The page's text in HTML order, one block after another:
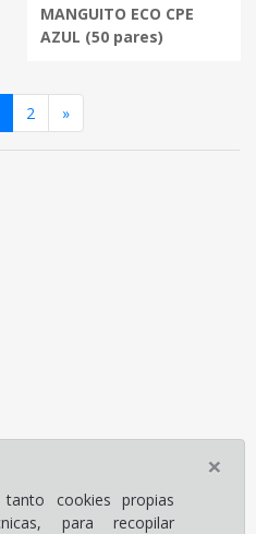
cookies propias
para recopilar
×
MANGUITO ECO CPE
AZUL (50 pares)
2 »Siguiente